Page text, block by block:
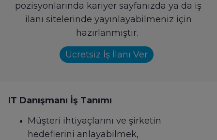
pozisyonlarında kariyer sayfanızda ya da iş
ilanı sitelerinde yayınlayabilmeniz için
hazırlanmıştır.
Ücretsiz İş İlanı Ver
IT Danışmanı İş Tanımı
Müşteri ihtiyaçlarını ve şirketin
hedeflerini anlayabilmek,